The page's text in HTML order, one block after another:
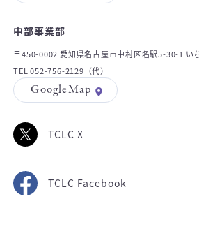
中部事業部
〒450-0002 愛知県名古屋市中村区名駅5-30-1 い
TEL 052-756-2129（代）
GoogleMap
TCLC X
TCLC Facebook